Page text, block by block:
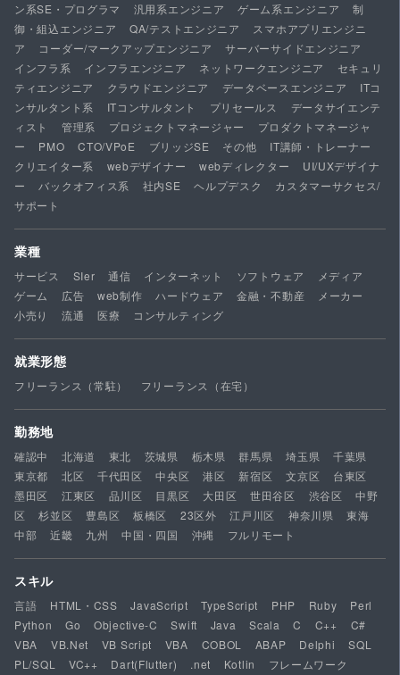
ン系SE・プログラマ
汎用系エンジニア ゲーム系エンジニア
制
御・組込エンジニア
QA/テストエンジニア
スマホアプリエンジニ
ア
コーダー/マークアップエンジニア
サーバーサイドエンジニア
インフラ系
インフラエンジニア ネットワークエンジニア
セキュリ
ティエンジニア
クラウドエンジニア データベースエンジニア
ITコ
ンサルタント系
ITコンサルタント プリセールス
データサイエンテ
ィスト
管理系 プロジェクトマネージャー
プロダクトマネージャ
ー
PMO CTO/VPoE ブリッジSE その他
IT講師・トレーナー
クリエイター系
webデザイナー webディレクター
UI/UXデザイナ
ー
バックオフィス系 社内SE ヘルプデスク
カスタマーサクセス/
サポート
業種
サービス SIer 通信 インターネット ソフトウェア
メディア
ゲーム
広告 web制作 ハードウェア 金融・不動産
メーカー
小売り
流通 医療 コンサルティング
就業形態
フリーランス（常駐） フリーランス（在宅）
勤務地
確認中 北海道 東北 茨城県 栃木県 群馬県 埼玉県
千葉県
東京都
北区 千代田区 中央区 港区 新宿区 文京区
台東区
墨田区
江東区 品川区 目黒区 大田区 世田谷区 渋谷区
中野
区
杉並区 豊島区 板橋区 23区外 江戸川区 神奈川県
東海
中部
近畿 九州 中国・四国 沖縄 フルリモート
スキル
言語 HTML・CSS JavaScript TypeScript PHP Ruby
Perl
Python
Go Objective-C Swift Java Scala C C++
C#
VBA
VB.Net VB Script VBA COBOL ABAP Delphi
SQL
PL/SQL
VC++ Dart(Flutter) .net Kotlin
フレームワーク